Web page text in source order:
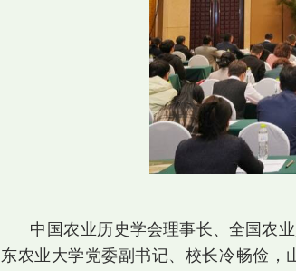
中国农业历史学会理事长、全国农
东农业大学党委副书记、校长冷畅俭